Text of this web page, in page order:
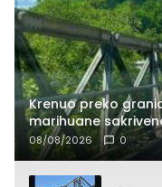
Krenuo preko
marihuane
08/08/2026 0